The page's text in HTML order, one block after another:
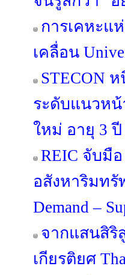
การเคหะแ
เคลื่อน
STECON
ระดับแนวหน้
ใหม่ อายุ 3
REIC จับมื
อสังหาริมทรั
Demand –
จากแสนสิริ
เกียรติยศ